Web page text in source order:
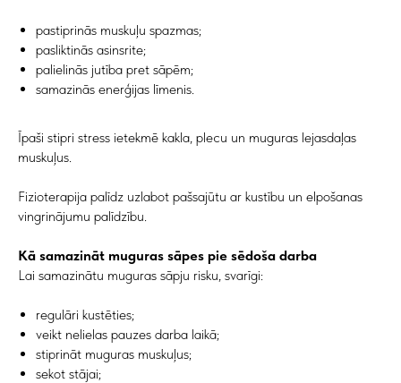
pastiprinās muskuļu spazmas;
pasliktinās asinsrite;
palielinās jutība pret sāpēm;
samazinās enerģijas līmenis.
Īpaši stipri stress ietekmē kakla, plecu un muguras lejasdaļas
muskuļus.
Fizioterapija palīdz uzlabot pašsajūtu ar kustību un elpošanas
vingrinājumu palīdzību.
Kā samazināt muguras sāpes pie sēdoša darba
Lai samazinātu muguras sāpju risku, svarīgi:
regulāri kustēties;
veikt nelielas pauzes darba laikā;
stiprināt muguras muskuļus;
sekot stājai;